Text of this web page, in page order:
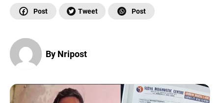
By Nripost